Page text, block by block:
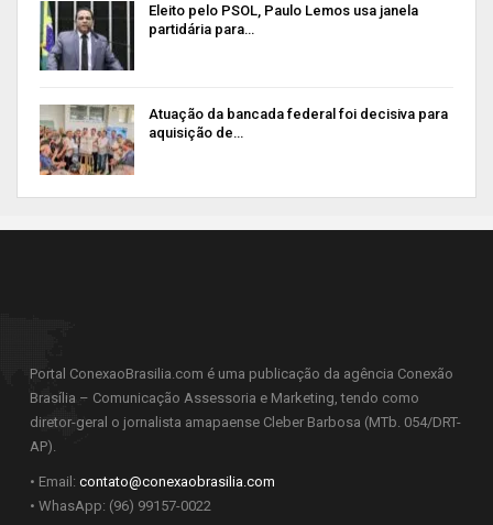
Eleito pelo PSOL, Paulo Lemos usa janela
partidária para…
Atuação da bancada federal foi decisiva para
aquisição de…
Portal ConexaoBrasilia.com é uma publicação da agência Conexão
Brasília – Comunicação Assessoria e Marketing, tendo como
diretor-geral o jornalista amapaense Cleber Barbosa (MTb. 054/DRT-
AP).
• Email: contato@conexaobrasilia.com
• WhasApp: (96) 99157-0022